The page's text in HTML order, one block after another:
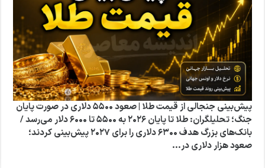
پیش‌بینی جنجالی از قیمت طلا | صعود ۵۵۰۰ دلاری در صورت پایان
جنگ؛ تحلیلگران: طلا تا پایان ۲۰۲۶ به ۵۵۰۰ تا ۶۰۰۰ دلار می‌رسد /
بانک‌های بزرگ هدف ۶۳۰۰ دلاری را برای ۲۰۲۷ پیش‌بینی کردند؛
صعود هزار دلاری در...